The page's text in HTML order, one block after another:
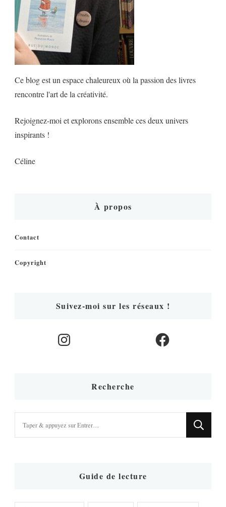
Ce blog est un espace chaleureux où la passion des livres
rencontre l'art de la créativité.
Rejoignez-moi et explorons ensemble ces deux univers
inspirants !
Céline
À propos
Contact
Copyright
Suivez-moi sur les réseaux !
Instagram Facebook
Recherche
Guide de lecture